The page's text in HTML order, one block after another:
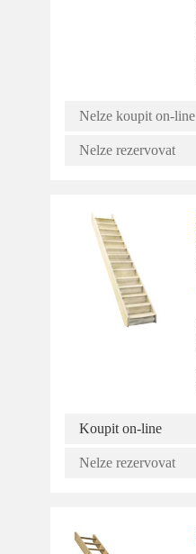
Nelze koupit on-line
Nelze rezervovat
Koupit on-line
Nelze rezervovat